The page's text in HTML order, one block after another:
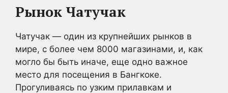
Рынок Чатучак
Чатучак — один из крупнейших рынков в
мире, с более чем 8000 магазинами, и, как
могло бы быть иначе, еще одно важное
место для посещения в Бангкоке.
Прогуливаясь по узким прилавкам и